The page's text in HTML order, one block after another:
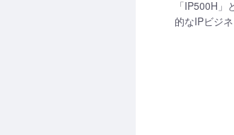
「IP500H
的なIPビジ